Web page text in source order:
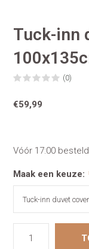
Tuck-inn
(0)
€59,99
Vóór 17:00
Maak een keuze: